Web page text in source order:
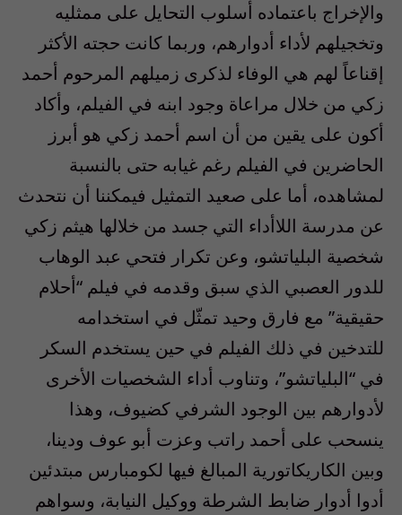
والإخراج باعتماده أسلوب التحايل على ممثليه
وتخجيلهم لأداء أدوارهم، وربما كانت حجته الأكثر
إقناعاً لهم هي الوفاء لذكرى زميلهم المرحوم أحمد
زكي من خلال مراعاة وجود ابنه في الفيلم، وأكاد
أكون على يقين من أن اسم أحمد زكي هو أبرز
الحاضرين في الفيلم رغم غيابه حتى بالنسبة
لمشاهده، أما على صعيد التمثيل فيمكننا أن نتحدث
عن مدرسة اللاأداء التي جسد من خلالها هيثم زكي
شخصية البلياتشو، وعن تكرار فتحي عبد الوهاب
للدور العصبي الذي سبق وقدمه في فيلم “أحلام
حقيقية” مع فارق وحيد تمثّل في استخدامه
للتدخين في ذلك الفيلم في حين يستخدم السكر
في “البلياتشو”، وتناوب أداء الشخصيات الأخرى
لأدوارهم بين الوجود الشرفي كضيوف، وهذا
ينسحب على أحمد راتب وعزت أبو عوف ودينا،
وبين الكاريكاتورية المبالغ فيها لكومبارس مبتدئين
أدوا أدوار ضابط الشرطة ووكيل النيابة، وسواهم